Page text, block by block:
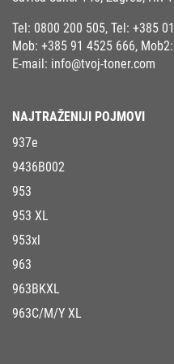
Tel: 0800 200 505, Tel: +385
Mob: +385 91 4525 666, Mob2:
E-mail: info@tvoj-toner.com
NAJTRAŽENIJI POJMOVI
937e
9436B002
953
953 XL
953xl
963
963BKXL
963C/M/Y XL